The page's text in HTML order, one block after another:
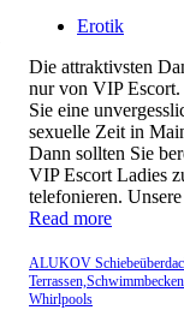
Erotik
Die attraktivsten
nur von VIP
Sie eine
sexuelle Zeit in
Dann sollten Sie
VIP Escort Ladies
telefonieren.
Read more
ALUKOV
Whirlpools